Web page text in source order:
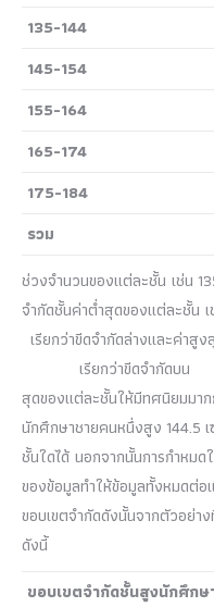
135-144
145-154
155-164
165-174
175-184
รวม
ช่วงจำนวนของแต่ละชั้น เช่น
จำกัดชั้นค่าต่ำสุดของแ
เรียกว่าขีดจำกัดล่างและค่า
เรียกว่าขีดจำกัดบน โด
สุดของแต่ละชั้นให้มีทศนิยมมา
นักศึกษาชายคนหนึ่งสูง 144.5
ชั้นใดได้ นอกจากนั้นการกำหม
ของข้อมูลทำให้ข้อมูลทั้งหมดต่อ
ขอบเขตจำกัดดังนั้นจากตัวอย่า
ดังนี้
ขอบเขตจำกัดชั้นสูงนักศึกษ